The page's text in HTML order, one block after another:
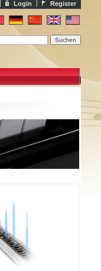
Register
Login